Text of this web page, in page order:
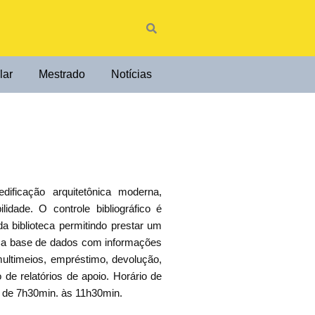
Mestrado Notícias
arquitetônica moderna,
O controle bibliográfico é
biblioteca permitindo prestar um
base de dados com informações
empréstimo, devolução,
relatórios de apoio. Horário de
7h30min. às 11h30min.